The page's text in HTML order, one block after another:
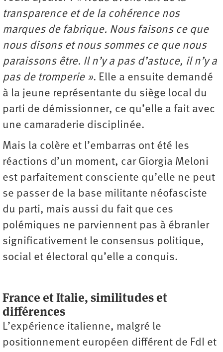
transparence et de la cohérence nos
marques de fabrique. Nous faisons ce que
nous disons et nous sommes ce que nous
paraissons être. Il n’y a pas d’astuce, il n’y a
pas de tromperie ». Elle a ensuite demandé
à la jeune représentante du siège local du
parti de démissionner, ce qu’elle a fait avec
une camaraderie disciplinée.
Mais la colère et l’embarras ont été les
réactions d’un moment, car Giorgia Meloni
est parfaitement consciente qu’elle ne peut
se passer de la base militante néofasciste
du parti, mais aussi du fait que ces
polémiques ne parviennent pas à ébranler
significativement le consensus politique,
social et électoral qu’elle a conquis.
France et Italie, similitudes et
différences
L’expérience italienne, malgré le
positionnement européen différent de FdI et